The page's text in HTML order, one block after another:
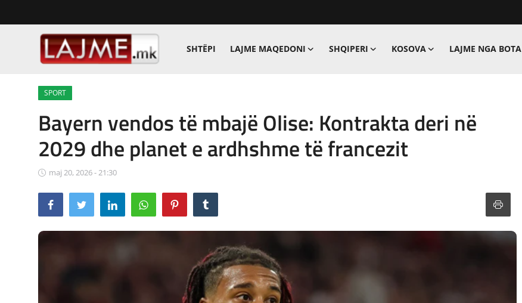
SHTËPI LAJME MAQEDONI SHQIPERI KOSOVA LAJME NGA BOTA
LAJME MAQEDONI
SHQIPERI
KOSOVA
LAJME NGA BOTA
SHOWBIZ
SPORT
Bayern vendos të mbajë Olise: Kontrakta deri në
2029 dhe planet e ardhshme të francezit
maj 20, 2026 - 21:30